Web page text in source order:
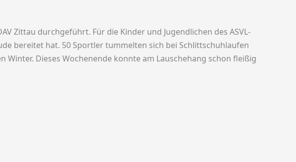
Zittau durchgeführt. Für die Kinder und Jugendlichen des ASVL-
bereitet hat. 50 Sportler tummelten sich bei Schlittschuhlaufen
Dieses Wochenende konnte am Lauschehang schon fleißig